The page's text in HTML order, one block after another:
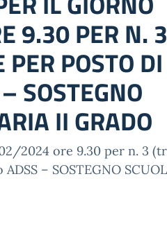
9.30 PER N. 3
POSTO DI
SOSTEGNO
II GRADO
2024 ore 9.30 per n. 3
– SOSTEGNO